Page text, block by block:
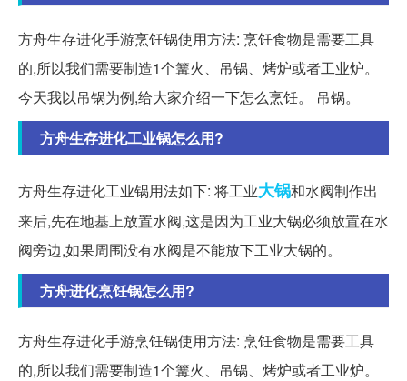
方舟生存进化手游烹饪锅使用方法: 烹饪食物是需要工具
的,所以我们需要制造1个篝火、吊锅、烤炉或者工业炉。
今天我以吊锅为例,给大家介绍一下怎么烹饪。 吊锅。
方舟生存进化工业锅怎么用?
方舟生存进化工业锅用法如下: 将工业大锅和水阀制作出
来后,先在地基上放置水阀,这是因为工业大锅必须放置在水
阀旁边,如果周围没有水阀是不能放下工业大锅的。
方舟进化烹饪锅怎么用?
方舟生存进化手游烹饪锅使用方法: 烹饪食物是需要工具
的,所以我们需要制造1个篝火、吊锅、烤炉或者工业炉。